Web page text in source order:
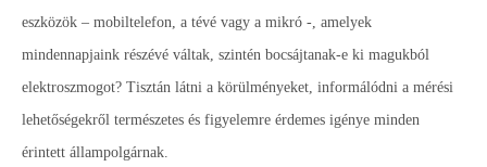
eszközök – mobiltelefon, a tévé vagy a mikró -, amelyek
mindennapjaink részévé váltak, szintén bocsájtanak-e ki magukból
elektroszmogot? Tisztán látni a körülményeket, informálódni a mérési
lehetőségekről természetes és figyelemre érdemes igénye minden
érintett állampolgárnak.